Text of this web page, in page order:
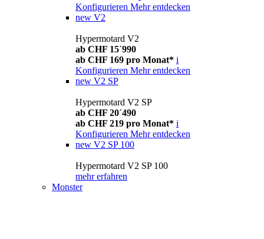
Konfigurieren Mehr entdecken
new V2
Hypermotard V2
ab CHF 15´990
ab CHF 169 pro Monat* i
Konfigurieren Mehr entdecken
new V2 SP
Hypermotard V2 SP
ab CHF 20´490
ab CHF 219 pro Monat* i
Konfigurieren Mehr entdecken
new V2 SP 100
Hypermotard V2 SP 100
mehr erfahren
Monster